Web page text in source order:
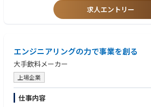
・店舗のコンセプト提案
・自社商品を生かしたメニュー提案
一つとなります。店舗全体のコンセプト立案など自
もあります。
必要条件：普通自動車免許第一種
求人エントリー
エンジニアリングの力で事業を創る
大手飲料メーカー
上場企業
仕事内容